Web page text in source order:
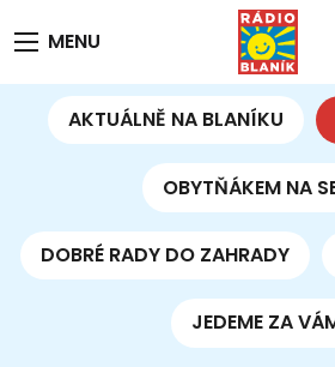
MENU
AKTUÁLNĚ NA BLANÍKU
OBYTŇÁKEM NA
DOBRÉ RADY DO ZAHRADY
JEDEME ZA